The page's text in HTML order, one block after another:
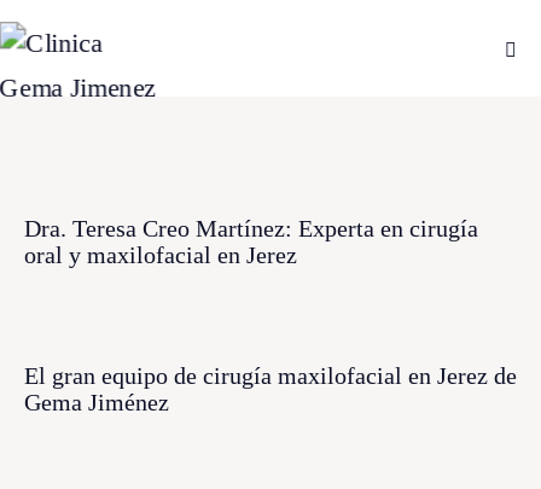
Dra. Teresa Creo Martínez: Experta en cirugía
oral y maxilofacial en Jerez
El gran equipo de cirugía maxilofacial en Jerez de
Gema Jiménez